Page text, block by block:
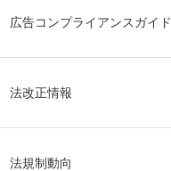
広告コンプライアンスガイド
法改正情報
法規制動向